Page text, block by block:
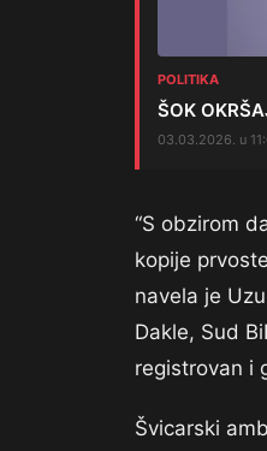
POLITIKA
ŠOK
03.03.2026. u
“S obzirom
kopije
navela je
Dakle, Sud
registrovan i
Švicarski